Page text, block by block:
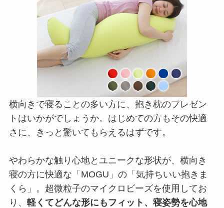
横向きで寝ることの多い方に、抱き枕のプレゼン
トはいかがでしょうか。はじめての方もその快適
さに、きっと驚いてもらえるはずです。
やわらかな触り心地とユニークな形状が、横向き
寝の方に快適な「MOGU」の「気持ちいい抱きま
くら」。超微粒子のマイクロビーズを使用してお
り、 軽くてどんな形にもフィット、寝姿勢を心地